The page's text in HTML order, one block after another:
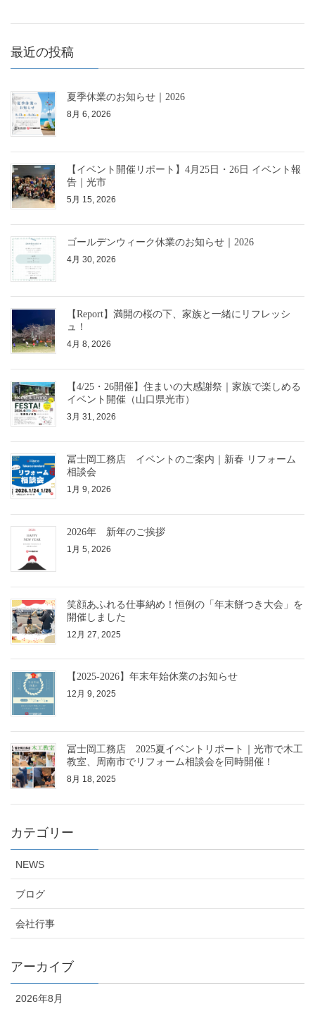
最近の投稿
夏季休業のお知らせ｜2026
8月 6, 2026
【イベント開催リポート】4月25日・26日 イベント報
告｜光市
5月 15, 2026
ゴールデンウィーク休業のお知らせ｜2026
4月 30, 2026
【Report】満開の桜の下、家族と一緒にリフレッシ
ュ！
4月 8, 2026
【4/25・26開催】住まいの大感謝祭｜家族で楽しめる
イベント開催（山口県光市）
3月 31, 2026
冨士岡工務店 イベントのご案内｜新春 リフォーム
相談会
1月 9, 2026
2026年 新年のご挨拶
1月 5, 2026
笑顔あふれる仕事納め！恒例の「年末餅つき大会」を
開催しました
12月 27, 2025
【2025-2026】年末年始休業のお知らせ
12月 9, 2025
冨士岡工務店 2025夏イベントリポート｜光市で木工
教室、周南市でリフォーム相談会を同時開催！
8月 18, 2025
カテゴリー
NEWS
ブログ
会社行事
アーカイブ
2026年8月